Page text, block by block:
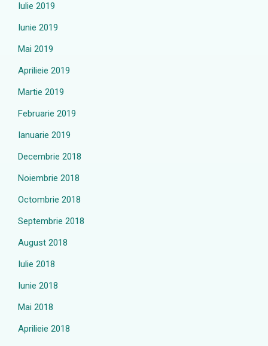
Iulie 2019
Iunie 2019
Mai 2019
Aprilieie 2019
Martie 2019
Februarie 2019
Ianuarie 2019
Decembrie 2018
Noiembrie 2018
Octombrie 2018
Septembrie 2018
August 2018
Iulie 2018
Iunie 2018
Mai 2018
Aprilieie 2018